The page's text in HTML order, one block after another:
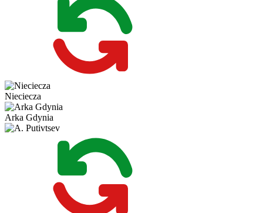
Nieciecza
Arka Gdynia